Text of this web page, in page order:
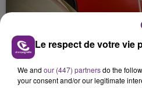
5 août 2026
Le respect de votre vie
We and our (447) partnersdo the
your consent and/or our legitimate